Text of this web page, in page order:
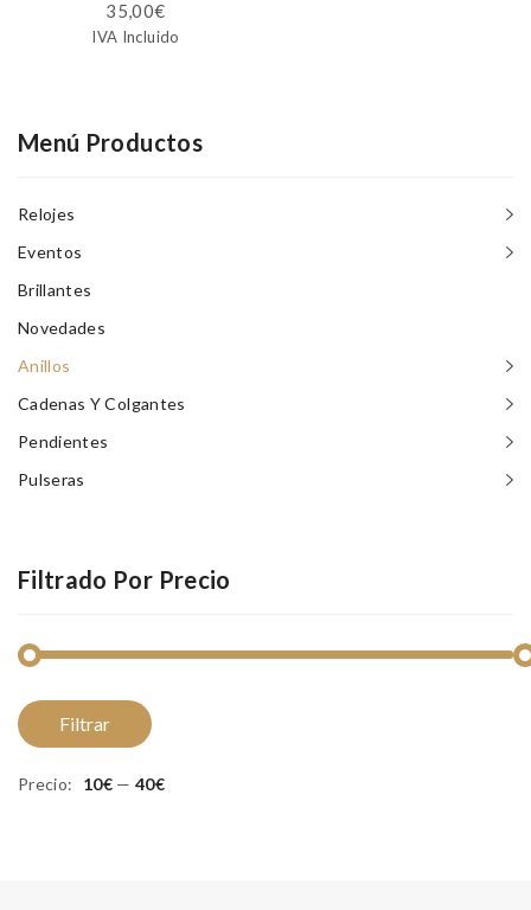
35,00€
IVA Incluido
Menú Productos
Relojes
Eventos
Brillantes
Novedades
Anillos
Cadenas Y Colgantes
Pendientes
Pulseras
Filtrado Por Precio
Filtrar
Precio: 10€— 40€